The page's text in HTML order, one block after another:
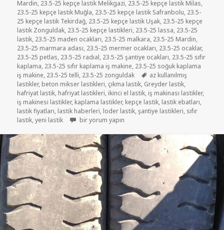
Mardin, 23.5-25 kepçe lastik Melikgazi, 23.5-25 kepçe lastik Milas,
23.5-25 kepçe lastik Muğla, 23.5-25 kepçe lastik Safranbolu, 23.5-
25 kepçe lastik Tekirdağ, 23.5-25 kepçe lastik Uşak, 23.5-25 kepçe
lastik Zonguldak, 23.5-25 kepçe lastikleri, 23.5-25 lassa, 23.5-25
lastik, 23.5-25 maden ocakları, 23.5-25 malkara, 23.5-25 Mardin,
23.5-25 marmara adası, 23.5-25 mermer ocakları, 23.5-25 ocaklar,
23.5-25 petlas, 23.5-25 radıal, 23.5-25 şantiye ocakları, 23.5-25 sıfır
kaplama, 23.5-25 sıfır kaplama iş makine, 23.5-25 soğuk kaplama
iş makine, 23.5-25 telli, 23.5-25 zonguldak Etiketler
az kullanılmış
lastikler, beton mikser lastikleri, çıkma lastik, Greyder lastik,
hafriyat lastik, hafriyat lastikleri, ikinci el lastik, iş makinası lastikler,
iş makinesi lastikler, kaplama lastikler, kepçe lastik, lastik ebatları,
lastik fiyatları, lastik haberleri, loder lastik,şantiye lastikleri, sıfır
lastik,yeni lastik 23.5-25 SATILIK İKİNCİ EL ÇIKMA LODER LASTİKLER
bir yorum yapın